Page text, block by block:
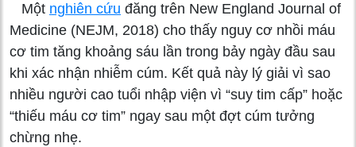
Một nghiên cứu đăng trên New England Journal of
Medicine (NEJM, 2018) cho thấy nguy cơ nhồi máu
cơ tim tăng khoảng sáu lần trong bảy ngày đầu sau
khi xác nhận nhiễm cúm. Kết quả này lý giải vì sao
nhiều người cao tuổi nhập viện vì “suy tim cấp” hoặc
“thiếu máu cơ tim” ngay sau một đợt cúm tưởng
chừng nhẹ.